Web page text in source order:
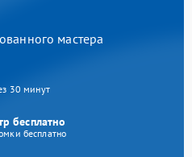
мастера
30 минут
бесплатно
бесплатно